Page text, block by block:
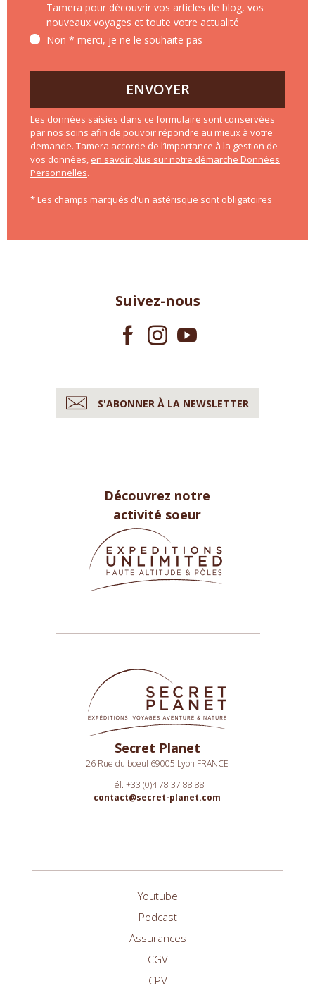
Tamera pour découvrir vos articles de blog, vos
nouveaux voyages et toute votre actualité
Non * merci, je ne le souhaite pas
ENVOYER
Les données saisies dans ce formulaire sont conservées
par nos soins afin de pouvoir répondre au mieux à votre
demande. Tamera accorde de l’importance à la gestion de
vos données, en savoir plus sur notre démarche Données
Personnelles.
* Les champs marqués d'un astérisque sont obligatoires
Suivez-nous
S'ABONNER À LA NEWSLETTER
Découvrez notre
activité soeur
Secret Planet
26 Rue du boeuf 69005 Lyon FRANCE
Tél. +33 (0)4 78 37 88 88
contact@secret-planet.com
Youtube
Podcast
Assurances
CGV
CPV